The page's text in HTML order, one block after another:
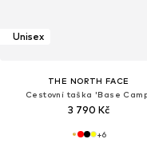
Unisex
THE NORTH FACE
Cestovní taška 'Base
3 790 Kč
+6